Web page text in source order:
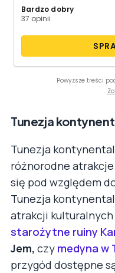
Bardzo dobry
37 opinii
Powyższe treści
Tunezja
Tunezja
różnorodne
się pod względem
Tunezja
atrakcji
starożytne ruiny
Jem, czy medyna w
przygód dostępne